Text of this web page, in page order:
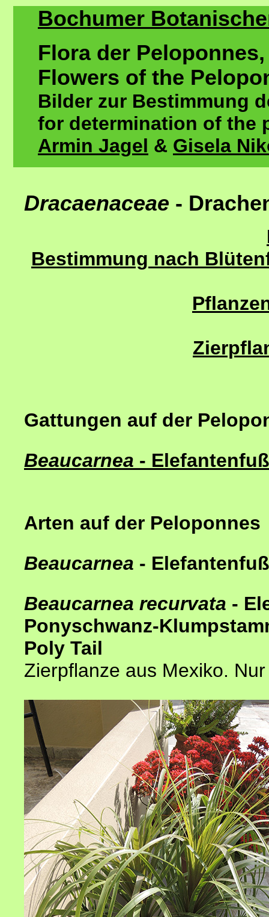
Bochumer
Flora der
Flowers of the
Bilder zur Bestimmung
for determination of the
Armin Jagel & Gisela
Dracaenaceae -
Bestimmung nach
Gattungen auf der
Beaucarnea -
Arten auf der Peloponnes
Beaucarnea -
Beaucarnea recurvata -
Ponyschwanz-
Poly Tail
Zierpflanze aus Mexiko.